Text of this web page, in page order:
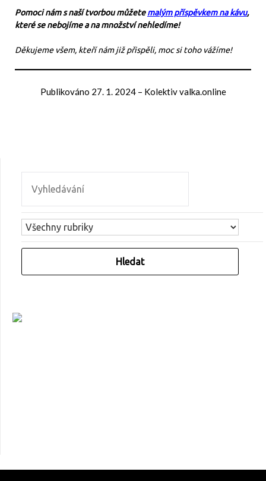
Pomoci nám s naší tvorbou můžetemalým příspěvkem na kávu,
které se nebojíme a na množství nehledíme!
Děkujeme všem, kteří nám již přispěli, moc si toho vážíme!
Publikováno 27. 1. 2024– Kolektiv valka.online